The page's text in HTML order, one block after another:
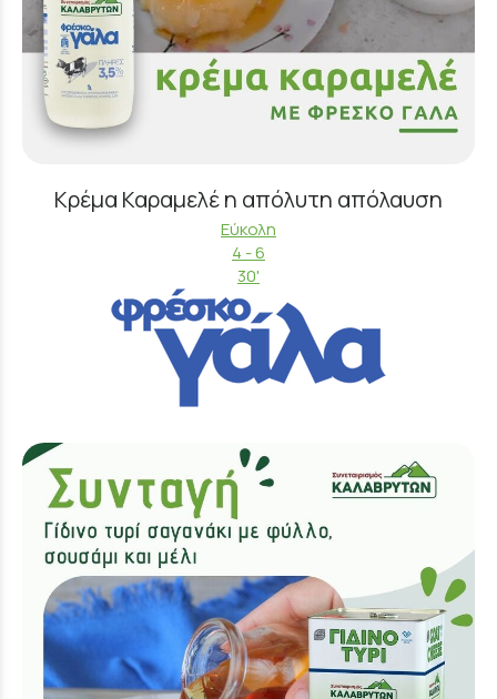
Κρέμα Καραμελέ η απόλυτη απόλαυση
Εύκολη
4 - 6
30'